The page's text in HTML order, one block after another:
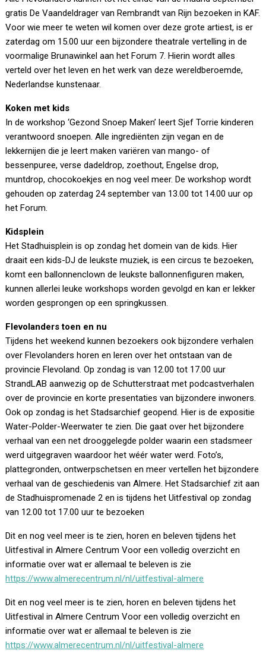
gratis De Vaandeldrager van Rembrandt van Rijn bezoeken in KAF.
Voor wie meer te weten wil komen over deze grote artiest, is er
zaterdag om 15.00 uur een bijzondere theatrale vertelling in de
voormalige Brunawinkel aan het Forum 7. Hierin wordt alles
verteld over het leven en het werk van deze wereldberoemde,
Nederlandse kunstenaar.
Koken met kids
In de workshop ‘Gezond Snoep Maken’ leert Sjef Torrie kinderen
verantwoord snoepen. Alle ingrediënten zijn vegan en de
lekkernijen die je leert maken variëren van mango- of
bessenpuree, verse dadeldrop, zoethout, Engelse drop,
muntdrop, chocokoekjes en nog veel meer. De workshop wordt
gehouden op zaterdag 24 september van 13.00 tot 14.00 uur op
het Forum.
Kidsplein
Het Stadhuisplein is op zondag het domein van de kids. Hier
draait een kids-DJ de leukste muziek, is een circus te bezoeken,
komt een ballonnenclown de leukste ballonnenfiguren maken,
kunnen allerlei leuke workshops worden gevolgd en kan er lekker
worden gesprongen op een springkussen.
Flevolanders toen en nu
Tijdens het weekend kunnen bezoekers ook bijzondere verhalen
over Flevolanders horen en leren over het ontstaan van de
provincie Flevoland. Op zondag is van 12.00 tot 17.00 uur
StrandLAB aanwezig op de Schutterstraat met podcastverhalen
over de provincie en korte presentaties van bijzondere inwoners.
Ook op zondag is het Stadsarchief geopend. Hier is de expositie
Water-Polder-Weerwater te zien. Die gaat over het bijzondere
verhaal van een net drooggelegde polder waarin een stadsmeer
werd uitgegraven waardoor het wéér water werd. Foto’s,
plattegronden, ontwerpschetsen en meer vertellen het bijzondere
verhaal van de geschiedenis van Almere. Het Stadsarchief zit aan
de Stadhuispromenade 2 en is tijdens het Uitfestival op zondag
van 12.00 tot 17.00 uur te bezoeken
Dit en nog veel meer is te zien, horen en beleven tijdens het
Uitfestival in Almere Centrum Voor een volledig overzicht en
informatie over wat er allemaal te beleven is zie
https://www.almerecentrum.nl/nl/uitfestival-almere
Dit en nog veel meer is te zien, horen en beleven tijdens het
Uitfestival in Almere Centrum Voor een volledig overzicht en
informatie over wat er allemaal te beleven is zie
https://www.almerecentrum.nl/nl/uitfestival-almere